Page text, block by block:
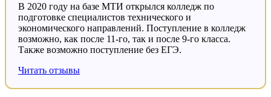
В 2020 году на базе МТИ открылся колледж по
подготовке специалистов технического и
экономического направлений. Поступление в колледж
возможно, как после 11-го, так и после 9-го класса.
Также возможно поступление без ЕГЭ.
Читать отзывы